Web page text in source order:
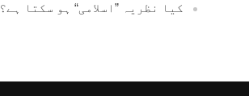
کیا نظریہ ”اسلامی“ ہو سکتا ہے؟